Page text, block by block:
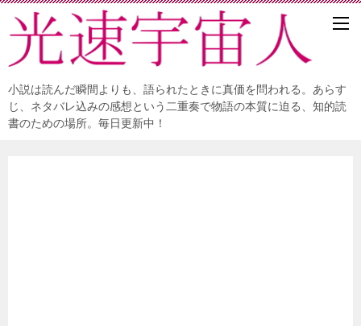
小説は読んだ瞬間よりも、語られたときに真価を問われる。あらす
じ、ネタバレ込みの感想という二重奏で物語の本質に迫る、知的読
書のための場所。毎日更新中！